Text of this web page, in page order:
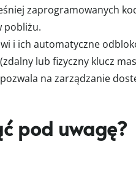
zaprogramowanych
pobliżu.
i ich automatyczne
lub fizyczny klucz
na zarządzanie
pod uwagę?